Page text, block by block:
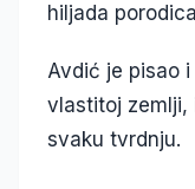
hiljada
Avdić je pisao
vlastitoj zemlji,
svaku tvrdnju.